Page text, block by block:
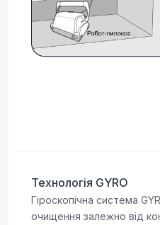
Технологія GYRO
Гіроскопічна система
очищення залежно від